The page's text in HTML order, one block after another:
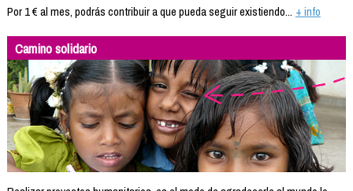
Por 1 € al mes, podrás contribuir a que pueda seguir existiendo... + info
Camino solidario